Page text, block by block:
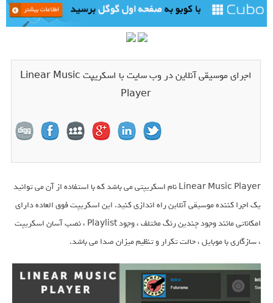
اجرای موسیقی آنلاین در وب سایت با اسکریپت Linear Music
Player
Linear Music Player نام اسکریپتی می باشد که با استفاده از آن می توانید
یک اجرا کننده موسیقی آنلاین راه اندازی کنید. این اسکریپت فوق العاده دارای
امکاناتی مانند وجود چندین رنگ مختلف ، وجود Playlist ، نصب آسان اسکریپت
، سازگاری با موبایل ، حالت تکرار و تنظیم میزان صدا می باشد.